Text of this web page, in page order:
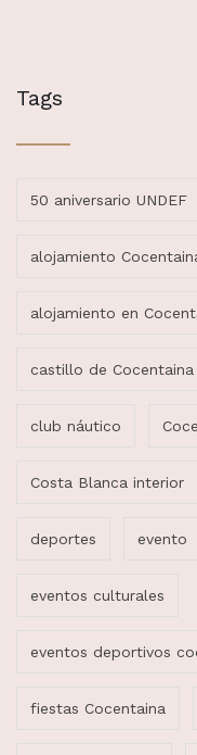
Tags
50 aniversario UNDEF
alojamiento
alojamiento en
castillo de Cocentaina
club náutico
Costa Blanca interior
deportes evento
eventos culturales
eventos deportivos
fiestas Cocentaina